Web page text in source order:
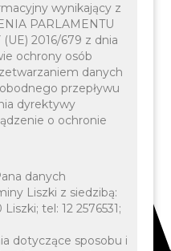
wynikający z
PARLAMENTU
2016/679 z dnia
ochrony osób
danych
przepływu
dyrektywy
o ochronie
danych
Liszki z siedzibą:
tel: 12 2576531;
dotyczące sposobu i